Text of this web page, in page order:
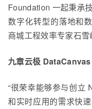
Foundation 一起秉承
数字化转型的落地和
商城工程效率专家石雪
九章云极 DataCanvas
“很荣幸能够参与创立
和实时应用的需求快